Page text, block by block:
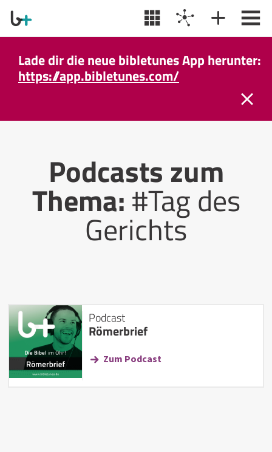
Lade dir die neue bibletunes App herunter:
https://app.bibletunes.com/
Podcasts zum
Thema:#Tag des
Gerichts
Podcast
Römerbrief
Zum Podcast